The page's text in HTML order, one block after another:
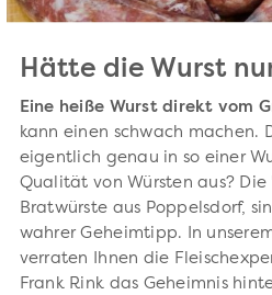
Hätte die Wurst
Eine heiße Wurst direkt vom
kann einen schwach machen.
eigentlich genau in so einer
Qualität von Würsten aus? Die
Bratwürste aus Poppelsdorf,
wahrer Geheimtipp. In
verraten Ihnen die
Frank Rink das Geheimnis